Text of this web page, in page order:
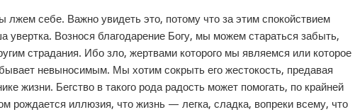
себе. Важно увидеть это, потому что за этим спокойствием
увертка. Вознося благодарение Богу, мы можем стараться забыть,
страдания. Ибо зло, жертвами которого мы являемся или которое
невыносимым. Мы хотим сокрыть его жестокость, предавая
жизни. Бегство в такого рода радость может помогать, по крайней
рождается иллюзия, что жизнь — легка, сладка, вопреки всему, что